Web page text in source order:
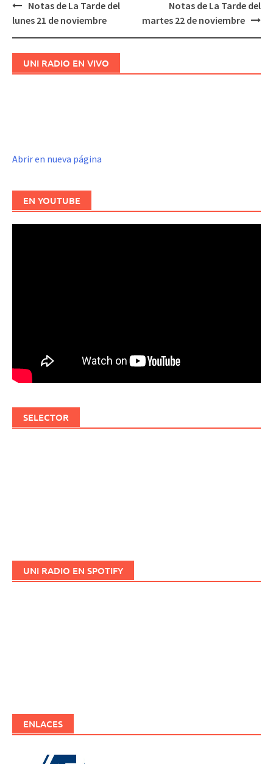
Navegación
Notas de La Tarde del
lunes 21 de noviembre
Notas de La Tarde del
martes 22 de noviembre
UNI RADIO EN VIVO
Abrir en nueva página
EN YOUTUBE
SELECTOR
UNI RADIO EN SPOTIFY
ENLACES